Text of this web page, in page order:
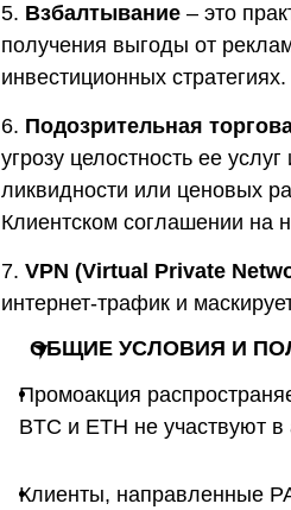
5. Взбалтывание – это
получения выгоды от
инвестиционных стратегиях.
6. Подозрительная
угрозу целостность ее
ликвидности или ценовых
Клиентском соглашении на
7. VPN (Virtual Private
интернет-трафик и
OБЩИЕ УСЛОВИЯ И
Промоакция
BTC и ETH не участвуют
Клиенты, направленные